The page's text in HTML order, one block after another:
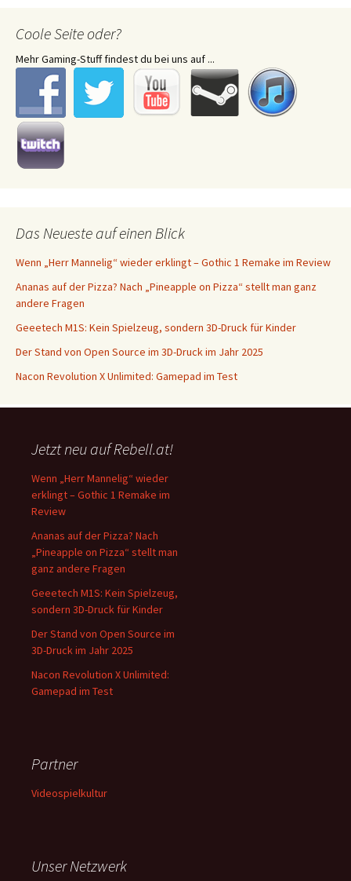
Coole Seite oder?
Mehr Gaming-Stuff findest du bei uns auf ...
Das Neueste auf einen Blick
Wenn „Herr Mannelig“ wieder erklingt – Gothic 1 Remake im Review
Ananas auf der Pizza? Nach „Pineapple on Pizza“ stellt man ganz
andere Fragen
Geeetech M1S: Kein Spielzeug, sondern 3D-Druck für Kinder
Der Stand von Open Source im 3D-Druck im Jahr 2025
Nacon Revolution X Unlimited: Gamepad im Test
Jetzt neu auf Rebell.at!
Wenn „Herr Mannelig“ wieder
erklingt – Gothic 1 Remake im
Review
Ananas auf der Pizza? Nach
„Pineapple on Pizza“ stellt man
ganz andere Fragen
Geeetech M1S: Kein Spielzeug,
sondern 3D-Druck für Kinder
Der Stand von Open Source im
3D-Druck im Jahr 2025
Nacon Revolution X Unlimited:
Gamepad im Test
Partner
Videospielkultur
Unser Netzwerk